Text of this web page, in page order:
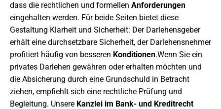
dass die rechtlichen und formellen Anforderungen
eingehalten werden. Für beide Seiten bietet diese
Gestaltung Klarheit und Sicherheit: Der Darlehensgeber
erhält eine durchsetzbare Sicherheit, der Darlehensnehmer
profitiert häufig von besseren Konditionen.Wenn Sie ein
privates Darlehen gewähren oder erhalten möchten und
die Absicherung durch eine Grundschuld in Betracht
ziehen, empfiehlt sich eine rechtliche Prüfung und
Begleitung. Unsere Kanzlei im Bank- und Kreditrecht